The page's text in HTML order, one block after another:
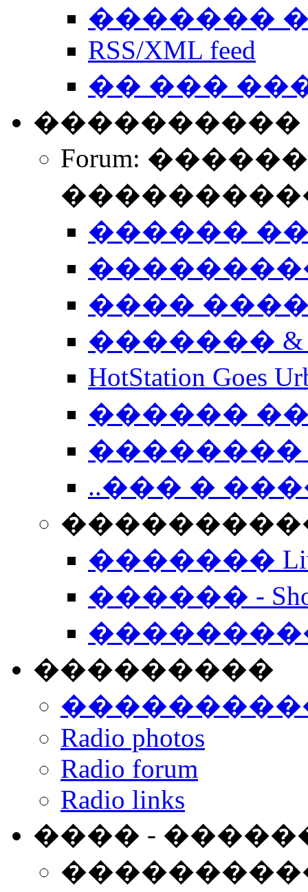
�������
RSS/XML feed
�� ���
����������
Forum:
������
����
�������
HotStation
������
��������
..��� �
����������
�������
������ -
���������
Radio photos
Radio forum
Radio links
���� -